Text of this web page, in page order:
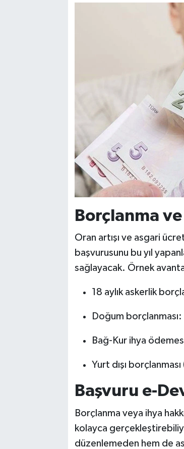
Borçlanma
Oran artışı ve asgari
başvurusunu bu yıl
sağlayacak. Örnek
18 aylık askerlik
Doğum
Bağ-Kur ihya
Yurt dışı
Başvuru e-
Borçlanma veya ihya
kolayca
düzenlemeden hem de